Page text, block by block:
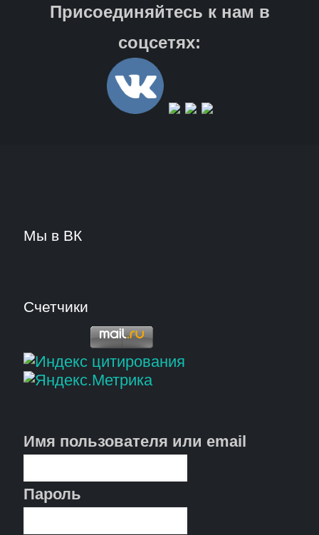
Присоединяйтесь к нам в
соцсетях:
Мы в ВК
Счетчики
Имя пользователя или email
Пароль